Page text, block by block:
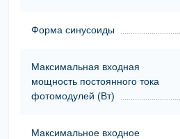
Форма синусоиды
Максимальная входная
мощность постоянного тока
фотомодулей (Вт)
Максимальное входное